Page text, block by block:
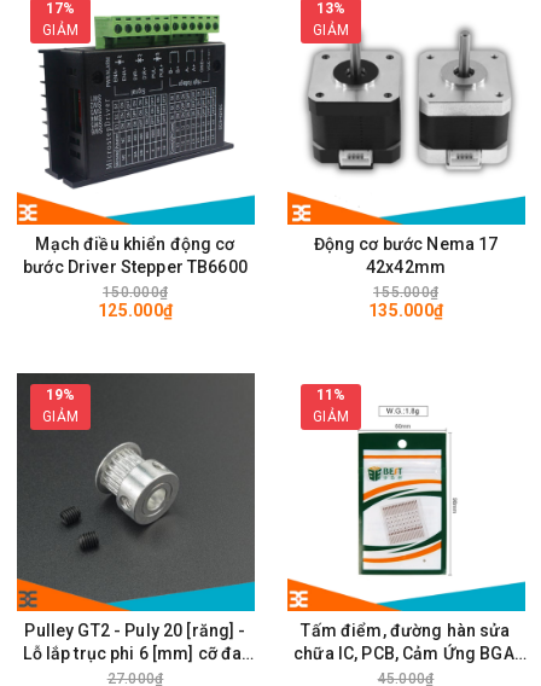
17%
GIẢM
Mạch điều khiển động cơ
bước Driver Stepper TB6600
150.000₫
125.000₫
13%
GIẢM
Động cơ bước Nema 17
42x42mm
155.000₫
135.000₫
19%
GIẢM
Pulley GT2 - Puly 20 [răng] -
Lỗ lắp trục phi 6 [mm] cỡ đai
rộng 6mm
27.000₫
11%
GIẢM
Tấm điểm, đường hàn sửa
chữa IC, PCB, Cảm Ứng BGA,
Vân Tay Điện Thoại, Pad - Best
45.000₫